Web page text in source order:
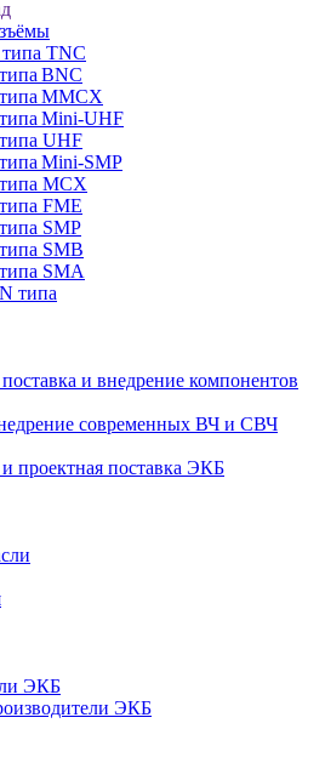
TNC
BNC
MMCX
Mini-UHF
UHF
Mini-SMP
MCX
FME
SMP
SMB
SMA
типа
и внедрение компонентов
современных ВЧ и СВЧ
проектная поставка ЭКБ
ЭКБ
ЭКБ